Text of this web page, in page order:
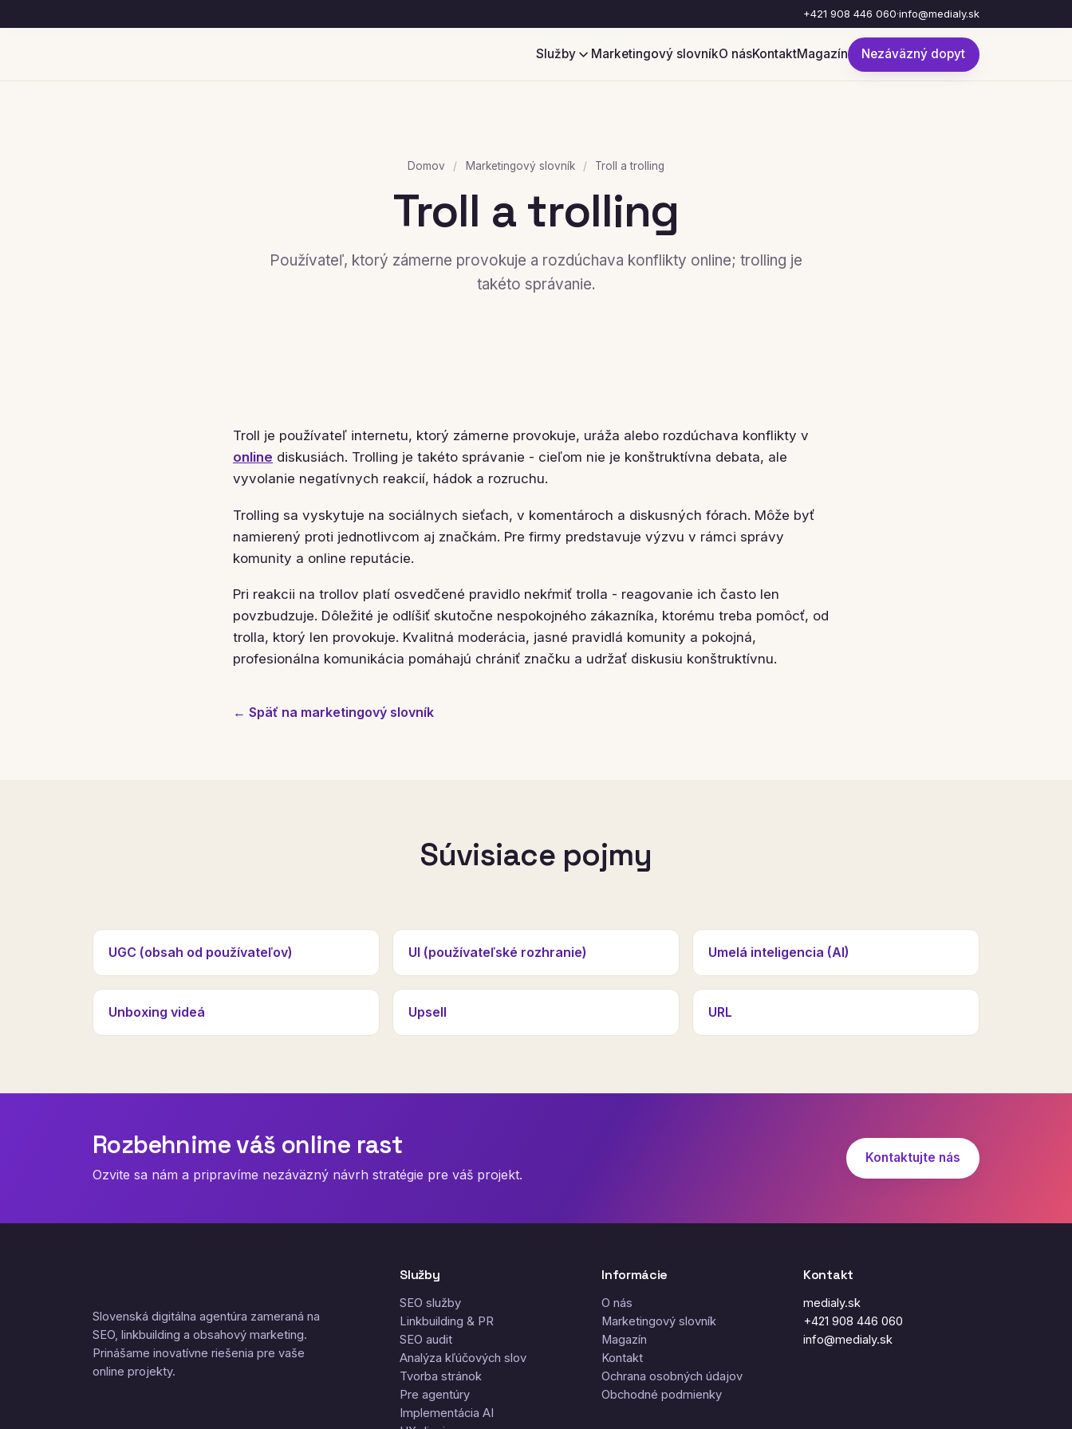
+421 908 446 060·info@medialy.sk
Služby Marketingový slovníkO násKontaktMagazín Nezáväzný dopyt
Domov / Marketingový slovník / Troll a trolling
Troll a trolling
Používateľ, ktorý zámerne provokuje a rozdúchava konflikty online; trolling je
takéto správanie.
Troll je používateľ internetu, ktorý zámerne provokuje, uráža alebo rozdúchava konflikty v
online diskusiách. Trolling je takéto správanie - cieľom nie je konštruktívna debata, ale
vyvolanie negatívnych reakcií, hádok a rozruchu.
Trolling sa vyskytuje na sociálnych sieťach, v komentároch a diskusných fórach. Môže byť
namierený proti jednotlivcom aj značkám. Pre firmy predstavuje výzvu v rámci správy
komunity a online reputácie.
Pri reakcii na trollov platí osvedčené pravidlo nekŕmiť trolla - reagovanie ich často len
povzbudzuje. Dôležité je odlíšiť skutočne nespokojného zákazníka, ktorému treba pomôcť, od
trolla, ktorý len provokuje. Kvalitná moderácia, jasné pravidlá komunity a pokojná,
profesionálna komunikácia pomáhajú chrániť značku a udržať diskusiu konštruktívnu.
← Späť na marketingový slovník
Súvisiace pojmy
UGC (obsah od používateľov) UI (používateľské rozhranie) Umelá inteligencia (AI)
Unboxing videá Upsell URL
Rozbehnime váš online rast
Ozvite sa nám a pripravíme nezáväzný návrh stratégie pre váš projekt.
Kontaktujte nás
Slovenská digitálna agentúra zameraná na
SEO, linkbuilding a obsahový marketing.
Prinášame inovatívne riešenia pre vaše
online projekty.
Služby
SEO služby
Linkbuilding & PR
SEO audit
Analýza kľúčových slov
Tvorba stránok
Pre agentúry
Implementácia AI
Informácie
O nás
Marketingový slovník
Magazín
Kontakt
Ochrana osobných údajov
Obchodné podmienky
Kontakt
medialy.sk
+421 908 446 060
info@medialy.sk